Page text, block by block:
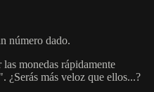
número dado.
monedas rápidamente
más veloz que ellos...?